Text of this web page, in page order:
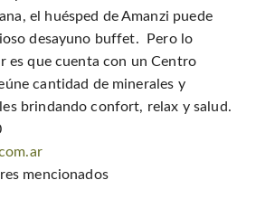
el huésped de Amanzi puede
desayuno buffet. Pero lo
es que cuenta con un Centro
cantidad de minerales y
brindando confort, relax y salud.
mencionados